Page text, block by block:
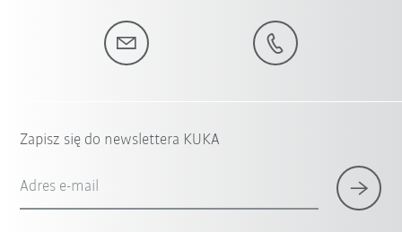
Zapisz się do newslettera KUKA
Adres e-mail